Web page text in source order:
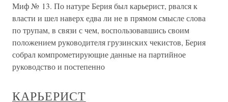
Миф № 13. По натуре Берия был карьерист, рвался к
власти и шел наверх едва ли не в прямом смысле слова
по трупам, в связи с чем, воспользовавшись своим
положением руководителя грузинских чекистов, Берия
собрал компрометирующие данные на партийное
руководство и постепенно
КАРЬЕРИСТ